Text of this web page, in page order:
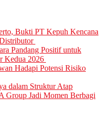
Bukti PT Kepuh Kencana
Pandang Positif untuk
Kedua 2026
Hadapi Potensi Risiko
dalam Struktur Atap
Jadi Momen Berbagi